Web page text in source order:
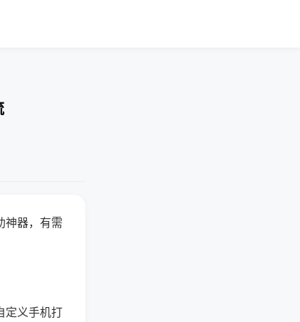
神器，有需
定义手机打